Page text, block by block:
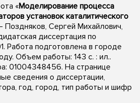
«Моделирование процесса
установок каталитического
Поздняков, Сергей Михайлович,
диссертация по
Работа подготовлена в городе
Объем работы: 143 с. : ил..
01004348456. На странице
сведения о диссертации,
год, город, тип работы и шифр